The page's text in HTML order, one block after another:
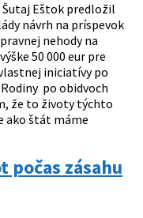
Eštok predložil
návrh na príspevok
nehody na
50 000 eur pre
iniciatívy po
po obidvoch
že to životy týchto
ako štát máme
počas zásahu